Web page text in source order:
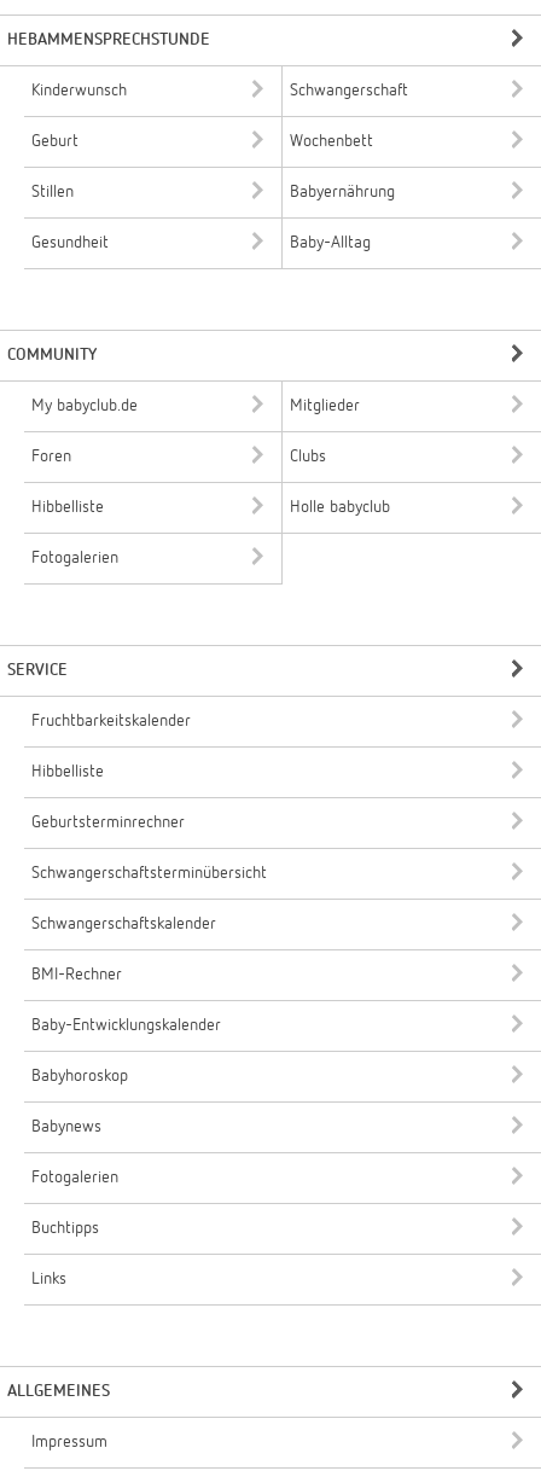
HEBAMMENSPRECHSTUNDE
Kinderwunsch Schwangerschaft
Geburt Wochenbett
Stillen Babyernährung
Gesundheit Baby-Alltag
COMMUNITY
My babyclub.de Mitglieder
Foren Clubs
Hibbelliste Holle babyclub
Fotogalerien
SERVICE
Fruchtbarkeitskalender
Hibbelliste
Geburtsterminrechner
Schwangerschaftsterminübersicht
Schwangerschaftskalender
BMI-Rechner
Baby-Entwicklungskalender
Babyhoroskop
Babynews
Fotogalerien
Buchtipps
Links
ALLGEMEINES
Impressum